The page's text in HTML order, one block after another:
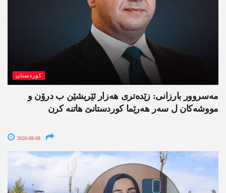
کوردستان
مەسروور بارزانی: زێدەتری ھەزار ئێریشێن ب درۆن و
مووشەکان ل سەر ھەرێما کوردستانێ ھاتنە کرن
2026-08-08